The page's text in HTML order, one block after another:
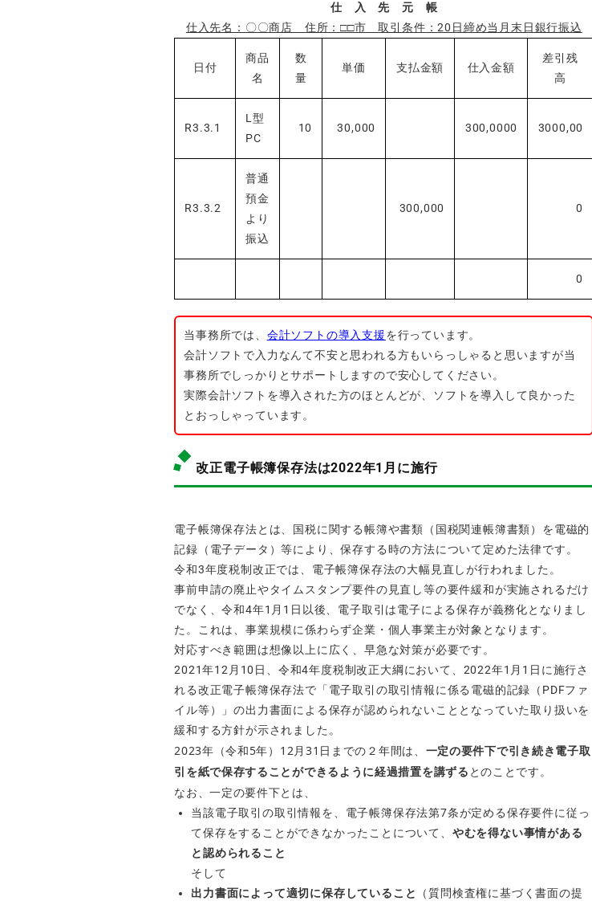
仕 入 先 元 帳
仕入先名：〇〇商店 住所：□□市 取引条件：20日締め当月末日銀行振込
日付
商品
名
数
量
単価 支払金額 仕入金額
差引残
高
R3.3.1
L型
PC
10 30,000 300,0000 3000,00
R3.3.2
普通
預金
より
振込
300,000 0
0
当事務所では、 会計ソフトの導入支援を行っています。
会計ソフトで入力なんて不安と思われる方もいらっしゃると思いますが当
事務所でしっかりとサポートしますので安心してください。
実際会計ソフトを導入された方のほとんどが、ソフトを導入して良かった
とおっしゃっています。
改正電子帳簿保存法は2022年1月に施行
電子帳簿保存法とは、国税に関する帳簿や書類（国税関連帳簿書類）を電磁的
記録（電子データ）等により、保存する時の方法について定めた法律です。
令和3年度税制改正では、電子帳簿保存法の大幅見直しが行われました。
事前申請の廃止やタイムスタンプ要件の見直し等の要件緩和が実施されるだけ
でなく、令和4年1月1日以後、電子取引は電子による保存が義務化となりまし
た。これは、事業規模に係わらず企業・個人事業主が対象となります。
対応すべき範囲は想像以上に広く、早急な対策が必要です。
2021年12月10日、 令和4年度税制改正大綱において、2022年1月1日に施行さ
れる改正電子帳簿保存法で「電子取引の取引情報に係る電磁的記録（PDFファ
イル等）」の出力書面による保存が認められないこととなっていた取り扱いを
緩和する方針が示されました。
2023年（令和5年）12月31日までの２年間は、 一定の要件下で引き続き電子取
引を紙で保存することができるように経過措置を講ずる とのことです。
なお、一定の要件下とは、
当該電子取引の取引情報を、電子帳簿保存法第7条が定める保存要件に従っ
て保存をすることができなかったことについて、 やむを得ない事情がある
と認められること
そして
出力書面によって適切に保存していること
（質問検査権に基づく書面の提